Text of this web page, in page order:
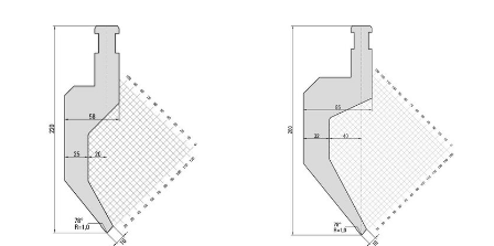
GEREEDSCHAPSLENGTES
BOVENGEREEDSCHAPPEN